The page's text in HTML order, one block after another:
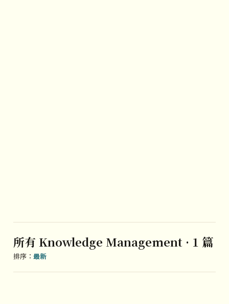
所有 Knowledge Management · 1 篇
排序： 最新